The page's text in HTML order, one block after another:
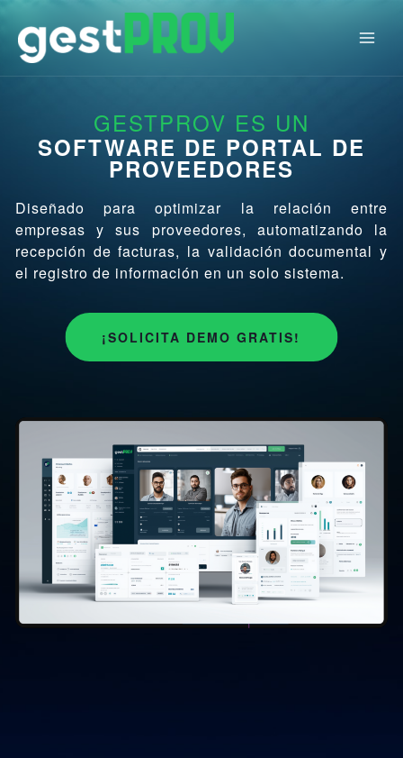
contenido
GESTPROV ES UN
SOFTWARE DE PORTAL DE
PROVEEDORES
Diseñado para optimizar la relación entre
empresas y sus proveedores, automatizando la
recepción de facturas, la validación documental y
el registro de información en un solo sistema.
¡SOLICITA DEMO GRATIS!